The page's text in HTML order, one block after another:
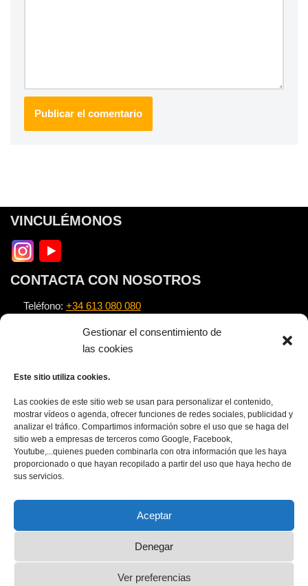
Gestionar el consentimiento de
las cookies
Este sitio utiliza cookies.
Las cookies de este sitio web se usan para personalizar el contenido,
mostrar vídeos o agenda, ofrecer funciones de redes sociales, publicidad y
analizar el tráfico. Compartimos información sobre el uso que se haga del
sitio web a empresas de terceros como Google, Facebook,
Youtube,...quienes pueden combinarla con otra información que les haya
proporcionado o que hayan recopilado a partir del uso que haya hecho de
sus servicios.
Aceptar
Denegar
Ver preferencias
VINCULÉMONOS
CONTACTA CON NOSOTROS
Teléfono: +34 613 080 080
https://escuela.alexnovell.com
Nota Legal
Política de privacidad
Política de cookies
APÚNTATE AL NEWSLETTER